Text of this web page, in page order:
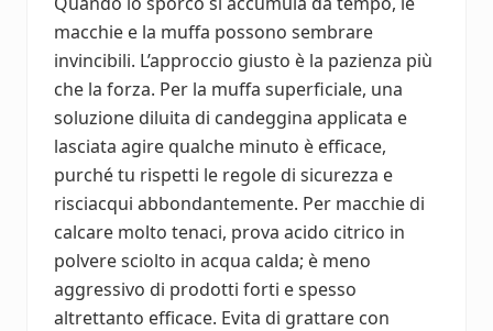
macchie e la muffa possono sembrare
invincibili. L’approccio giusto è la pazienza più
che la forza. Per la muffa superficiale, una
soluzione diluita di candeggina applicata e
lasciata agire qualche minuto è efficace,
purché tu rispetti le regole di sicurezza e
risciacqui abbondantemente. Per macchie di
calcare molto tenaci, prova acido citrico in
polvere sciolto in acqua calda; è meno
aggressivo di prodotti forti e spesso
altrettanto efficace. Evita di grattare con